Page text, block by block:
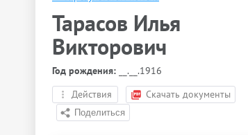
Тарасов Илья
Викторович
Год рождения: __.__.1916
Действия
Скачать документы